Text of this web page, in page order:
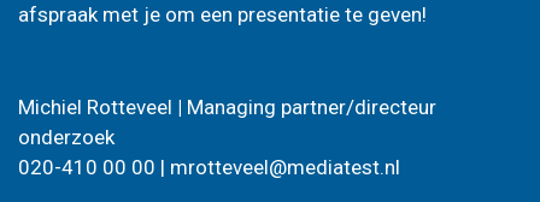
afspraak met je om een presentatie te geven!
Michiel Rotteveel | Managing partner/directeur
onderzoek
020-410 00 00 | mrotteveel@mediatest.nl